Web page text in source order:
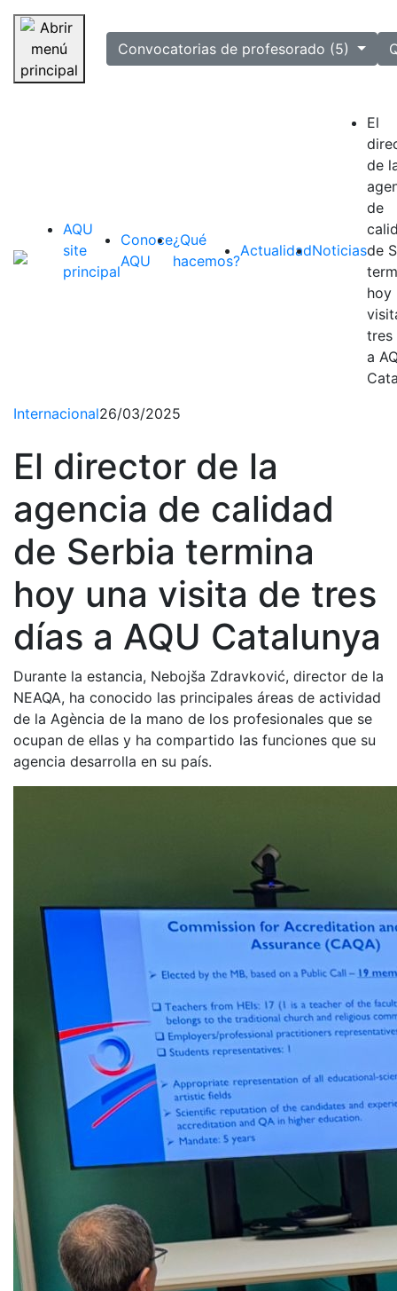
Saltar navegación
selectedConvocatorias de profesorado (5)
AQU
site
principal
Conoce
AQU
¿Qué
hacemos?
ActualidadNoticias
El
de
de
de
hoy
tres
a
Internacional26/03/2025
El director de la
agencia de calidad
de Serbia termina
hoy una visita de tres
días a AQU Catalunya
Durante la estancia, Nebojša Zdravković, director de la
NEAQA, ha conocido las principales áreas de actividad
de la Agència de la mano de los profesionales que se
ocupan de ellas y ha compartido las funciones que su
agencia desarrolla en su país.